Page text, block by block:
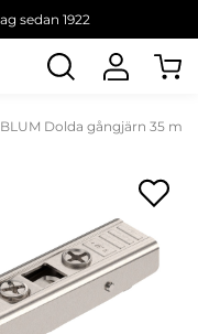
sedan 1922
BLUM Dolda gångjärn 35 mm